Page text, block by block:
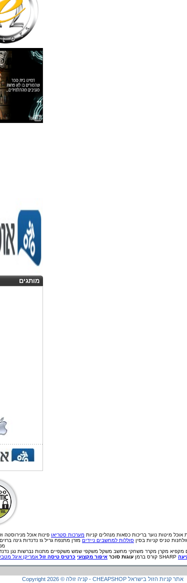
by I
מותגים
אוכל מיטות נוער בריכות כסאות מנהלים קניות מערכות סטריאו פינות אוכל מנירוסטה
טניס קניות בסין סוללות למחשבים ניידים מזרן מתנפח גריל גז נדנדות גינה
מקפיא מקרן מקרר משחקי מחשב משקל משקפי שמש משקפיים מתנות נברשות נגן
עוגות סוכר איפור מקצועי כרטיס טיסה זול אמריקן איגל
Copyright 2026 © קניה זולה - CHEAPSHOP אתר קניות הזול בישראל